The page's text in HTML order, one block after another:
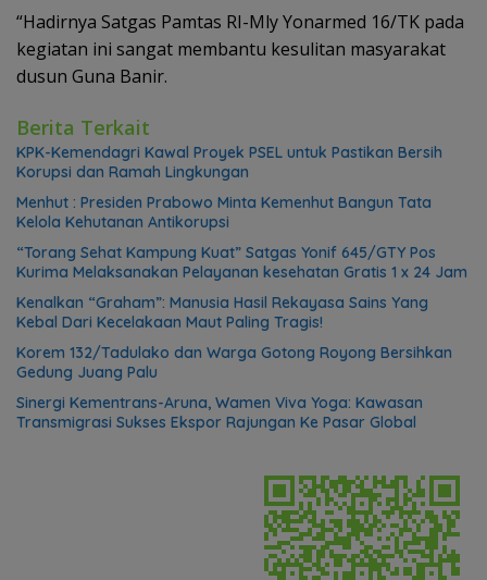
“Hadirnya Satgas Pamtas RI-Mly Yonarmed 16/TK pada
kegiatan ini sangat membantu kesulitan masyarakat
dusun Guna Banir.
Berita Terkait
KPK-Kemendagri Kawal Proyek PSEL untuk Pastikan Bersih
Korupsi dan Ramah Lingkungan
Menhut : Presiden Prabowo Minta Kemenhut Bangun Tata
Kelola Kehutanan Antikorupsi
“Torang Sehat Kampung Kuat” Satgas Yonif 645/GTY Pos
Kurima Melaksanakan Pelayanan kesehatan Gratis 1 x 24 Jam
Kenalkan “Graham”: Manusia Hasil Rekayasa Sains Yang
Kebal Dari Kecelakaan Maut Paling Tragis!
Korem 132/Tadulako dan Warga Gotong Royong Bersihkan
Gedung Juang Palu
Sinergi Kementrans-Aruna, Wamen Viva Yoga: Kawasan
Transmigrasi Sukses Ekspor Rajungan Ke Pasar Global